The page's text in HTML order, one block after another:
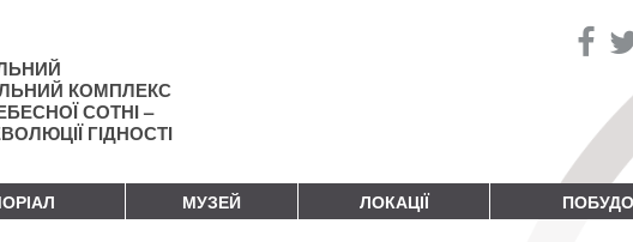
КОМПЛЕКС
СОТНІ –
ГІДНОСТІ
МУЗЕЙ ЛОКАЦІЇ